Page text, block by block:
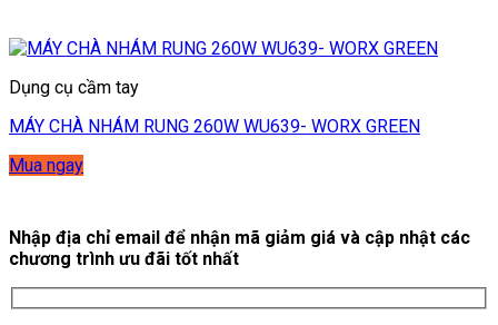
Dụng cụ cầm tay
MÁY CHÀ NHÁM RUNG 260W WU639- WORX GREEN
Mua ngay
Nhập địa chỉ email để nhận mã giảm giá và cập nhật các
chương trình ưu đãi tốt nhất